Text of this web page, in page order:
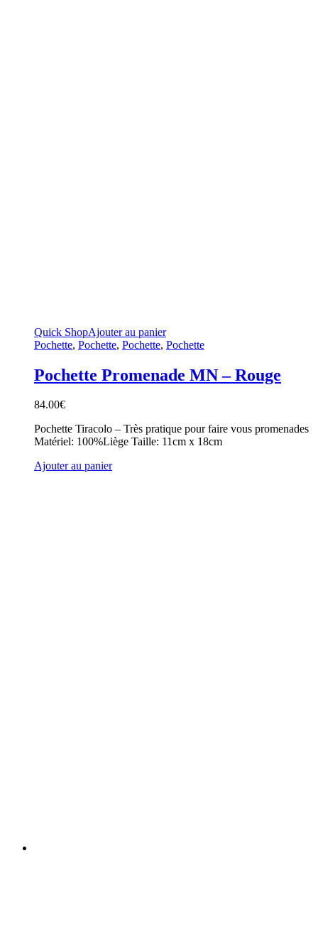
Quick ShopAjouter au panier
Pochette, Pochette, Pochette, Pochette
Pochette Promenade MN – Rouge
84.00€
Pochette Tiracolo – Très pratique pour faire vous promenades
Matériel: 100%Liège Taille: 11cm x 18cm
Ajouter au panier